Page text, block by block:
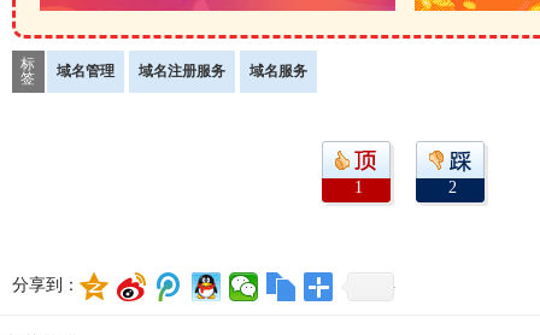
标
签
域名管理 域名注册服务 域名服务
1 2
分享到：